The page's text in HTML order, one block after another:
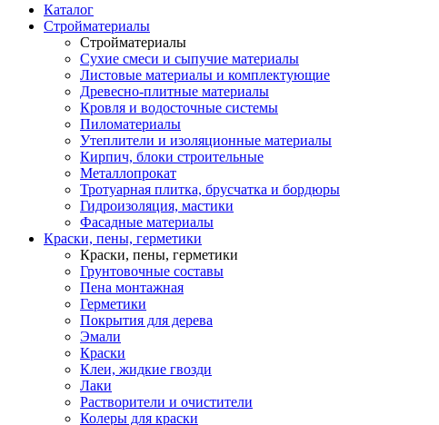
Каталог
Стройматериалы
Стройматериалы
Сухие смеси и сыпучие материалы
Листовые материалы и комплектующие
Древесно-плитные материалы
Кровля и водосточные системы
Пиломатериалы
Утеплители и изоляционные материалы
Кирпич, блоки строительные
Металлопрокат
Тротуарная плитка, брусчатка и бордюры
Гидроизоляция, мастики
Фасадные материалы
Краски, пены, герметики
Краски, пены, герметики
Грунтовочные составы
Пена монтажная
Герметики
Покрытия для дерева
Эмали
Краски
Клеи, жидкие гвозди
Лаки
Растворители и очистители
Колеры для краски